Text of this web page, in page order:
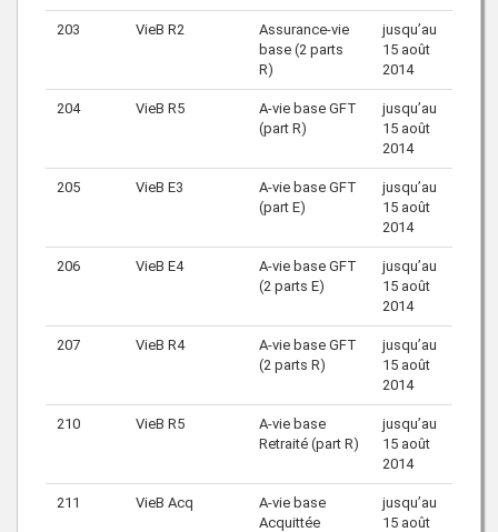
203 VieB R2
Assurance-vie
base (2 parts
R)
jusqu’au
15 août
2014
204 VieB R5
A-vie base GFT
(part R)
jusqu’au
15 août
2014
205 VieB E3
A-vie base GFT
(part E)
jusqu’au
15 août
2014
206 VieB E4
A-vie base GFT
(2 parts E)
jusqu’au
15 août
2014
207 VieB R4
A-vie base GFT
(2 parts R)
jusqu’au
15 août
2014
210 VieB R5
A-vie base
Retraité (part R)
jusqu’au
15 août
2014
211 VieB Acq
A-vie base
Acquittée
jusqu’au
15 août